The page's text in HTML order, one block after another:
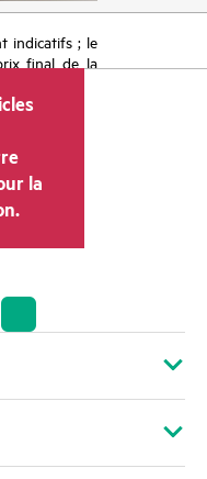
indicatifs ; le
final de la
sur la vente
prix de la
revendeur
d’autres
affiché.
inclure des
dans le
d’ajuster
diverses
s’y limiter,
disponibilité
erreurs
la